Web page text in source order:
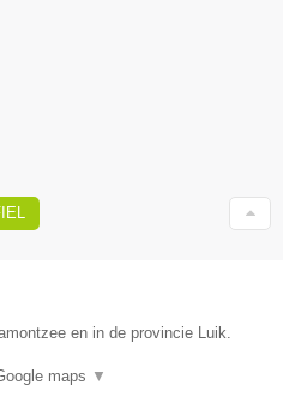
en in de provincie Luik.
maps ▼